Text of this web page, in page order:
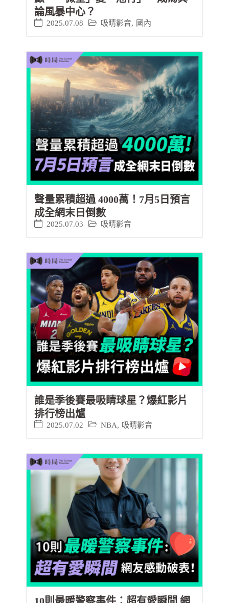
論風暴中心？
2025.07.08 吸睛影音, 國內
聲量累積超過 4000萬！7月5日預言
成全網末日倒數
2025.07.03 吸睛影音
誰是季後賽最吸睛球星？爆紅影片
排行榜出爐
2025.07.02 NBA, 吸睛影音